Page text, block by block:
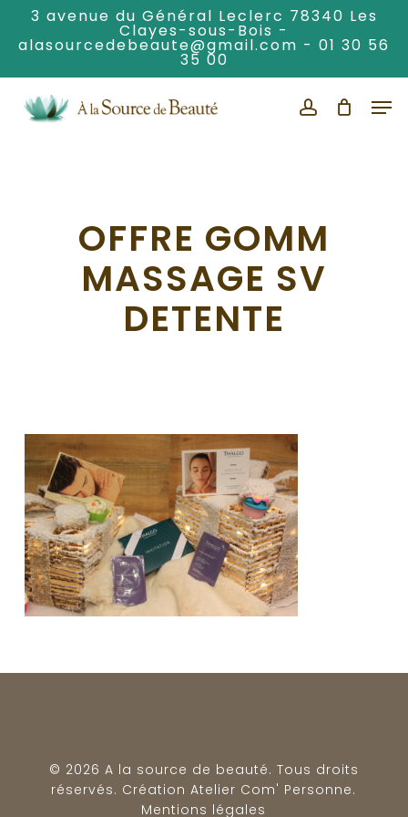
Skip
main
content
3 avenue du Général Leclerc 78340 Les
Clayes-sous-Bois -
alasourcedebeaute@gmail.com - 01 30 56
35 00
account
OFFRE GOMM
MASSAGE SV
DETENTE
© 2026 A la source de beauté. Tous droits
réservés. CréationAtelier Com' Personne.
Mentions légales
Menu